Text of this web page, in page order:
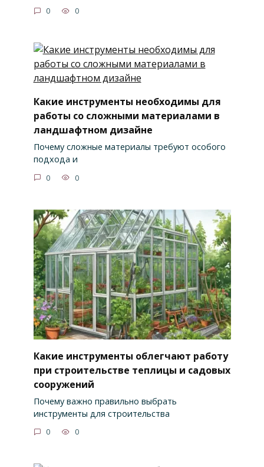
0 0
Какие инструменты необходимы для
работы со сложными материалами в
ландшафтном дизайне
Почему сложные материалы требуют особого
подхода и
0 0
Какие инструменты облегчают работу
при строительстве теплицы и садовых
сооружений
Почему важно правильно выбрать
инструменты для строительства
0 0